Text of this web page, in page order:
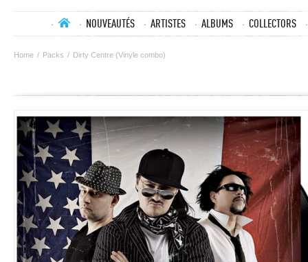
NOUVEAUTÉS ARTISTES ALBUMS COLLECTORS
Home / Packs / Dirty Centre (Vinyle combo)